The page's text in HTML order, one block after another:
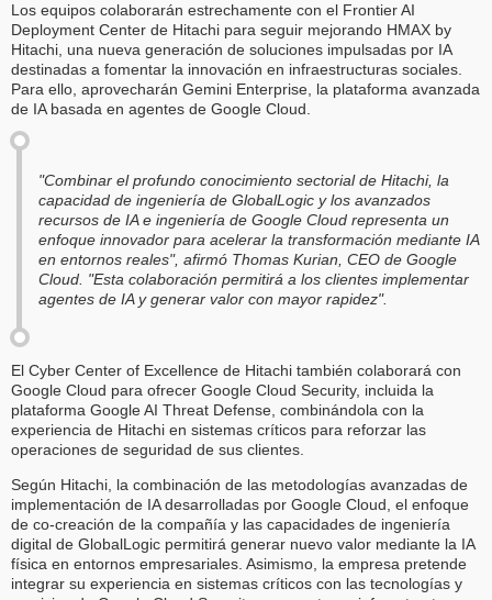
Los equipos colaborarán estrechamente con el Frontier AI
Deployment Center de Hitachi para seguir mejorando HMAX by
Hitachi, una nueva generación de soluciones impulsadas por IA
destinadas a fomentar la innovación en infraestructuras sociales.
Para ello, aprovecharán Gemini Enterprise, la plataforma avanzada
de IA basada en agentes de Google Cloud.
"Combinar el profundo conocimiento sectorial de Hitachi, la
capacidad de ingeniería de GlobalLogic y los avanzados
recursos de IA e ingeniería de Google Cloud representa un
enfoque innovador para acelerar la transformación mediante IA
en entornos reales", afirmó Thomas Kurian, CEO de Google
Cloud. "Esta colaboración permitirá a los clientes implementar
agentes de IA y generar valor con mayor rapidez".
El Cyber Center of Excellence de Hitachi también colaborará con
Google Cloud para ofrecer Google Cloud Security, incluida la
plataforma Google AI Threat Defense, combinándola con la
experiencia de Hitachi en sistemas críticos para reforzar las
operaciones de seguridad de sus clientes.
Según Hitachi, la combinación de las metodologías avanzadas de
implementación de IA desarrolladas por Google Cloud, el enfoque
de co-creación de la compañía y las capacidades de ingeniería
digital de GlobalLogic permitirá generar nuevo valor mediante la IA
física en entornos empresariales. Asimismo, la empresa pretende
integrar su experiencia en sistemas críticos con las tecnologías y